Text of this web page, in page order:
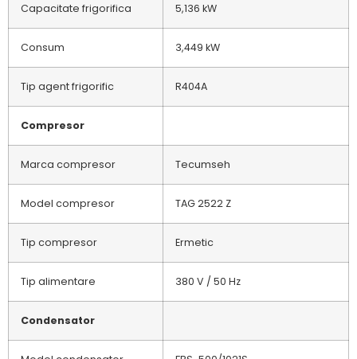
Capacitate frigorifica 5,136 kW
Consum 3,449 kW
Tip agent frigorific R404A
Compresor
Marca compresor Tecumseh
Model compresor TAG 2522 Z
Tip compresor Ermetic
Tip alimentare 380 V / 50 Hz
Condensator